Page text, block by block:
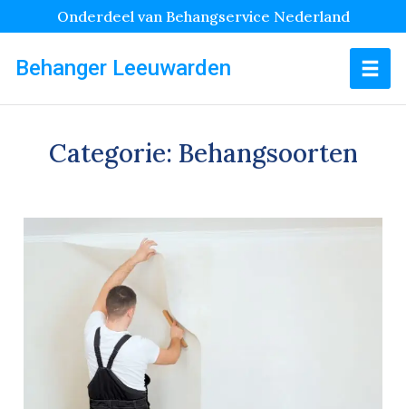
Onderdeel van Behangservice Nederland
Behanger Leeuwarden
Categorie: Behangsoorten